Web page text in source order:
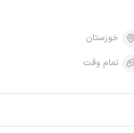
خوزستان
تمام وقت